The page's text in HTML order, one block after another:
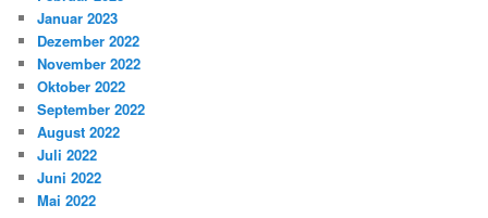
Januar 2023
Dezember 2022
November 2022
Oktober 2022
September 2022
August 2022
Juli 2022
Juni 2022
Mai 2022